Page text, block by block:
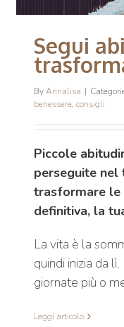
Segui
ByAnnalisa |
benessere, consigli
Piccole
perseguite nel
trasformare le
definitiva, la
La vita è la
quindi inizia da
giornate più o
Leggi articolo